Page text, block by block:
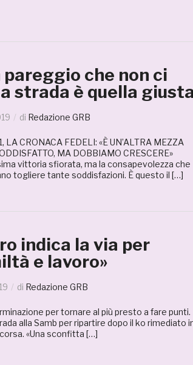
pareggio che non ci
strada è quella
di Redazione GRB
LA CRONACA FEDELI: «È UN’ALTRA MEZZA
MA DOBBIAMO CRESCERE»
vittoria sfiorata, ma la consapevolezza che
togliere tante soddisfazioni. È questo il […]
indica la via per
e lavoro»
di Redazione GRB
per tornare al più presto a fare punti.
alla Samb per ripartire dopo il ko rimediato
«Una sconfitta […]